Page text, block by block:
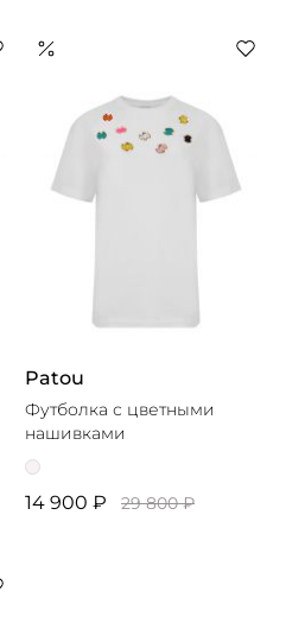
Patou
Футболка с цветными
нашивками
14 900 ₽ 29 800 ₽